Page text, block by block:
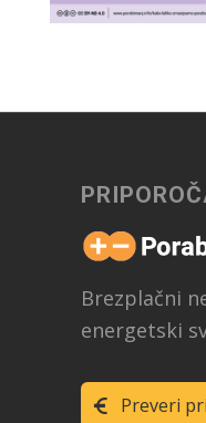
Brezplačni
energetski
Preveri